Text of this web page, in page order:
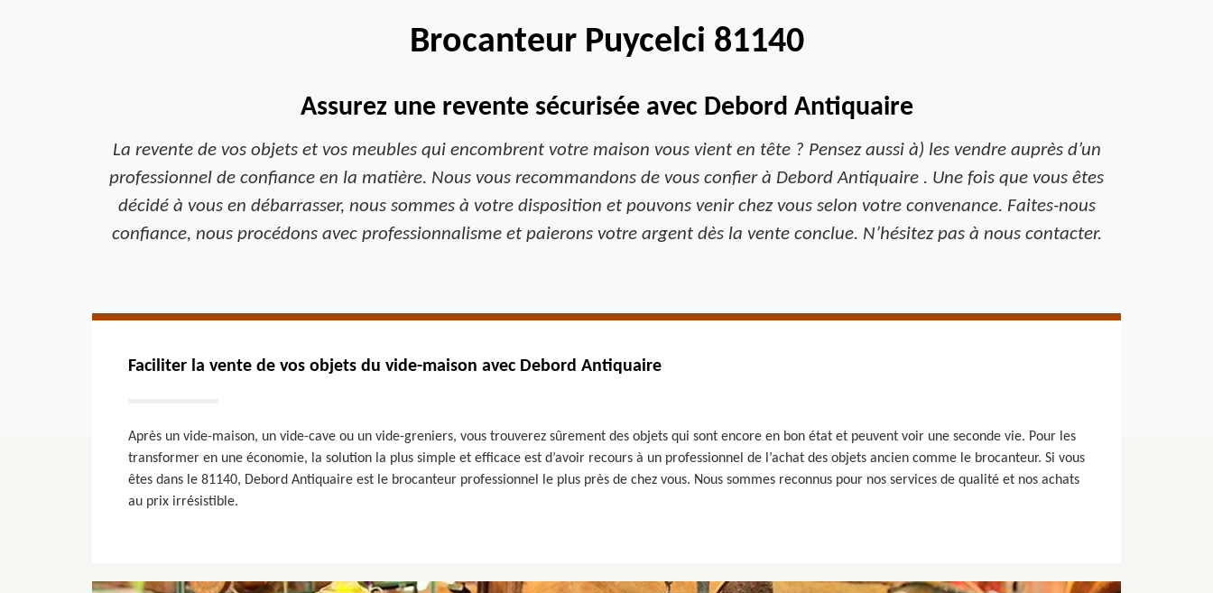
Brocanteur Puycelci 81140
Assurez une revente sécurisée avec Debord Antiquaire
La revente de vos objets et vos meubles qui encombrent votre maison vous vient en tête ? Pensez aussi à) les vendre auprès d’un
professionnel de confiance en la matière. Nous vous recommandons de vous confier à Debord Antiquaire . Une fois que vous êtes
décidé à vous en débarrasser, nous sommes à votre disposition et pouvons venir chez vous selon votre convenance. Faites-nous
confiance, nous procédons avec professionnalisme et paierons votre argent dès la vente conclue. N’hésitez pas à nous contacter.
Faciliter la vente de vos objets du vide-maison avec Debord Antiquaire
Après un vide-maison, un vide-cave ou un vide-greniers, vous trouverez sûrement des objets qui sont encore en bon état et peuvent voir une seconde vie. Pour les
transformer en une économie, la solution la plus simple et efficace est d’avoir recours à un professionnel de l’achat des objets ancien comme le brocanteur. Si vous
êtes dans le 81140, Debord Antiquaire est le brocanteur professionnel le plus près de chez vous. Nous sommes reconnus pour nos services de qualité et nos achats
au prix irrésistible.